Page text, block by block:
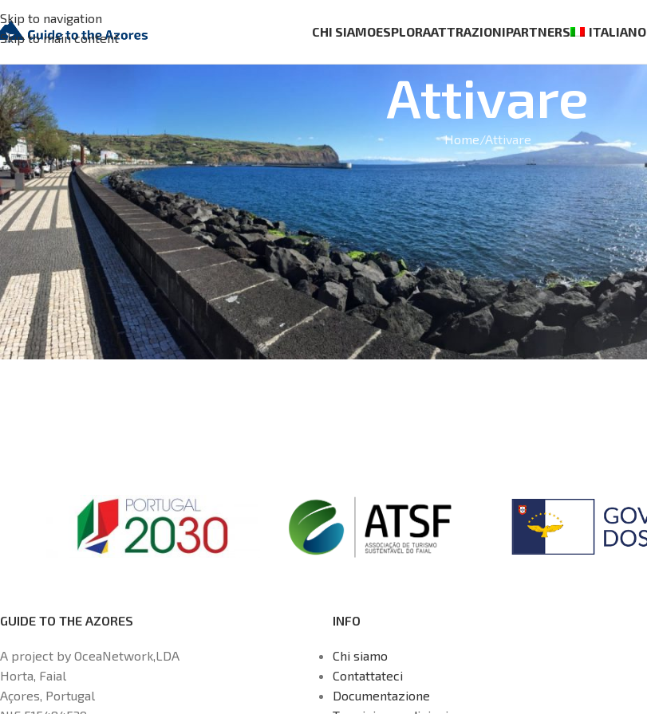
Skip to navigation
Skip to main content
CHI SIAMOESPLORAATTRAZIONIPARTNERS ITALIANO
Attivare
Home Attivare
GUIDE TO THE AZORES
A project by OceaNetwork,LDA
Horta, Faial
Açores, Portugal
INFO
Chi siamo
Contattateci
Documentazione